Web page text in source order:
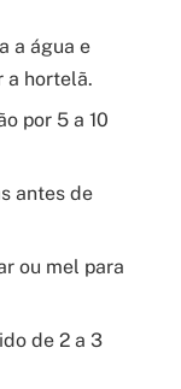
a água e
a hortelã.
por 5 a 10
antes de
ou mel para
de 2 a 3